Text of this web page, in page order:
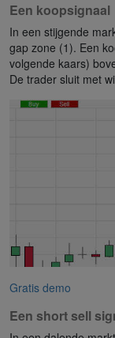
Een koopsignaal
In een stijgende
gap zone (1). Een
volgende kaars)
De trader sluit met
Gratis demo
Een short sell